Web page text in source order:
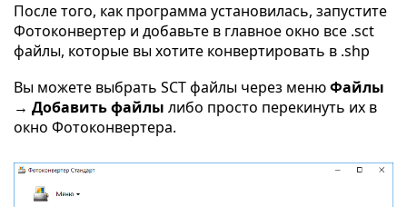
После того, как программа установилась, запустите
Фотоконвертер и добавьте в главное окно все .sct
файлы, которые вы хотите конвертировать в .shp
Вы можете выбрать SCT файлы через менюФайлы
→ Добавить файлы либо просто перекинуть их в
окно Фотоконвертера.